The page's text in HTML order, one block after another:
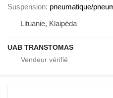
Suspension pneumatique/
Lituanie, Klaipėda
UAB TRANSTOMAS